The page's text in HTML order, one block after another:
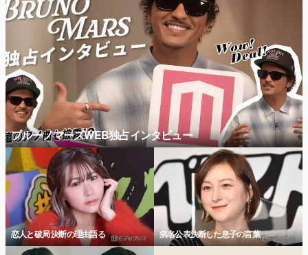
ブルーノマーズWEB独占インタビュー
恋人と破局 決断の理由語る 病名公表決断した息子の言葉